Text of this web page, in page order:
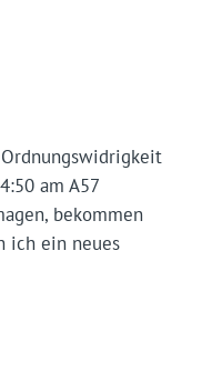
am A57
bekommen
ich ein neues